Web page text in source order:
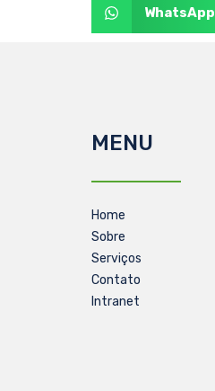
WhatsApp
MENU
Home
Sobre
Serviços
Contato
Intranet